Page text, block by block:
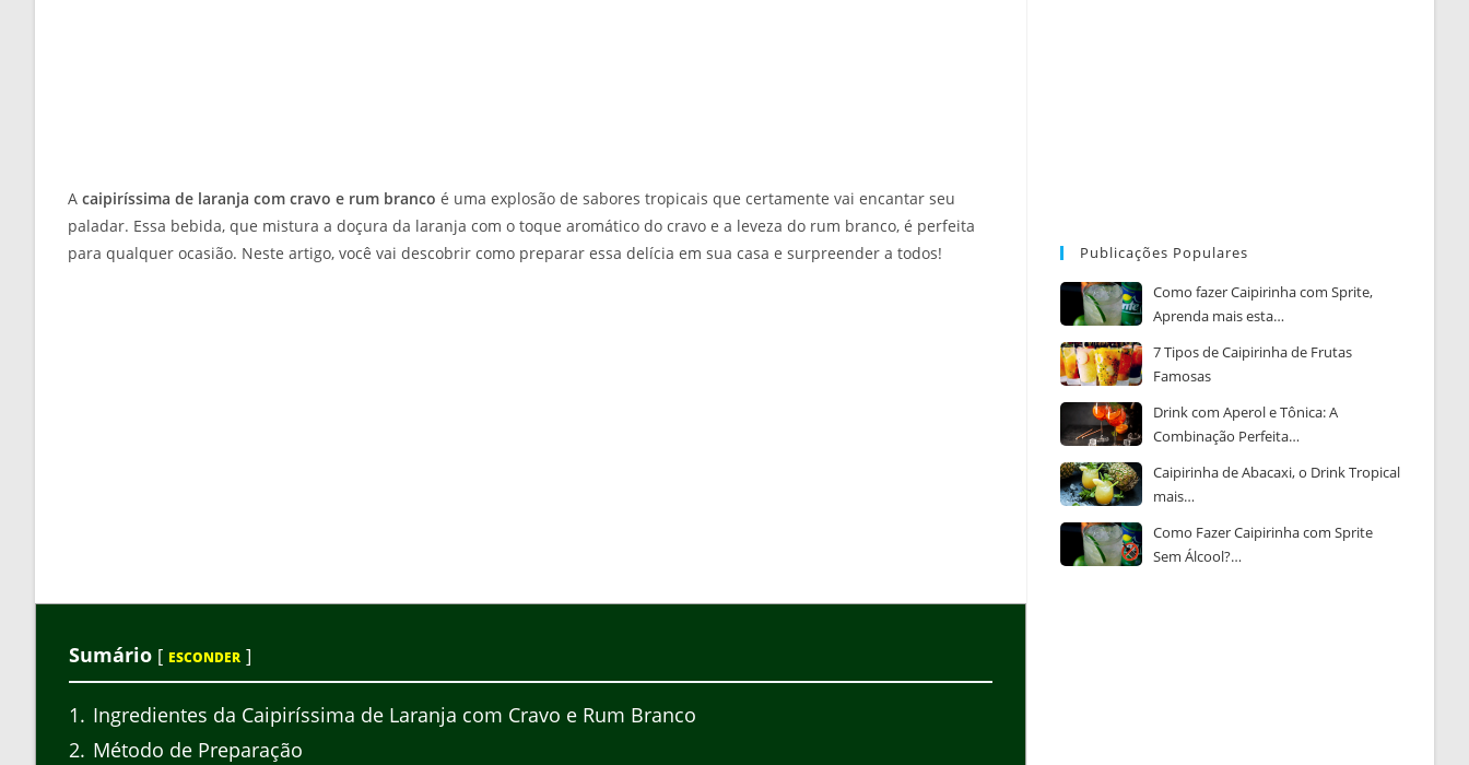
A caipiríssima de laranja com cravo e rum branco é uma explosão de sabores tropicais que certamente vai encantar seu
paladar. Essa bebida, que mistura a doçura da laranja com o toque aromático do cravo e a leveza do rum branco, é perfeita
para qualquer ocasião. Neste artigo, você vai descobrir como preparar essa delícia em sua casa e surpreender a todos!
Sumário [ ESCONDER ]
1
Ingredientes da Caipiríssima de Laranja com Cravo e Rum Branco
2 Método de Preparação
Publicações Populares
Como fazer Caipirinha com Sprite,
Aprenda mais esta…
7 Tipos de Caipirinha de Frutas
Famosas
Drink com Aperol e Tônica: A
Combinação Perfeita…
Caipirinha de Abacaxi, o Drink Tropical
mais…
Como Fazer Caipirinha com Sprite
Sem Álcool?…